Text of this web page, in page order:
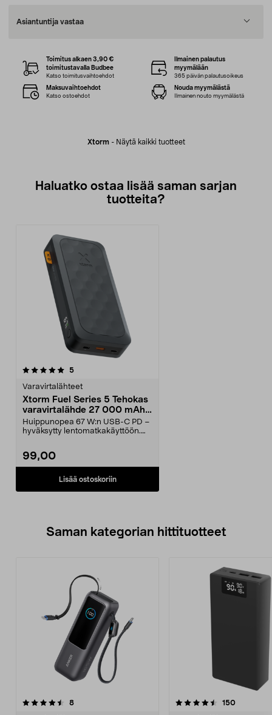
Asiantuntija vastaa
Xtorm- Näytä kaikki tuotteet
Toimitus alkaen 3,90 €
toimitustavalla Budbee
Katso toimitusvaihtoehdot
Ilmainen palautus
myymälään
365 päivän palautusoikeus
Maksuvaihtoehdot
Katso ostoehdot
Nouda myymälästä
Ilmainen nouto myymälästä
Haluatko ostaa lisää saman sarjan
tuotteita?
5arvostelut
Varavirtalähteet
Xtorm Fuel Series 5 Tehokas
varavirtalähde 27 000 mAh
67 W
Huippunopea 67 W:n USB-C PD –
hyväksytty lentomatkakäyttöön.
99,00
Lisää ostoskoriin
Saman kategorian hittituotteet
8arvostelut
4.5 viidestä
150arvostelut
4.5 viidestä